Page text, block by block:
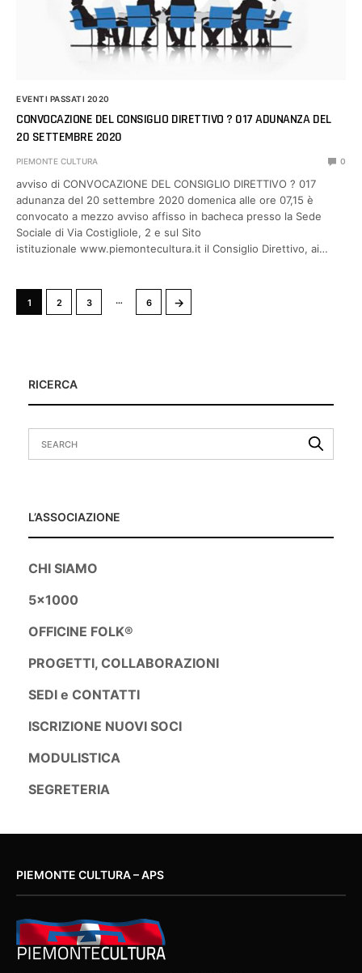
EVENTI PASSATI 2020
CONVOCAZIONE DEL CONSIGLIO DIRETTIVO ? 017 ADUNANZA DEL
20 SETTEMBRE 2020
PIEMONTE CULTURA 0
avviso di CONVOCAZIONE DEL CONSIGLIO DIRETTIVO ? 017
adunanza del 20 settembre 2020 domenica alle ore 07,15 è
convocato a mezzo avviso affisso in bacheca presso la Sede
Sociale di Via Costigliole, 2 e sul Sito
istituzionale www.piemontecultura.it il Consiglio Direttivo, ai…
1 2 3 … 6 →
RICERCA
L’ASSOCIAZIONE
CHI SIAMO
5×1000
OFFICINE FOLK®
PROGETTI, COLLABORAZIONI
SEDI e CONTATTI
ISCRIZIONE NUOVI SOCI
MODULISTICA
SEGRETERIA
PIEMONTE CULTURA – APS